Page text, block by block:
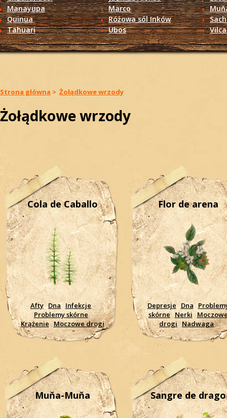
Manayupa
Marco
Quinua
Różowa sól Inków
Tahuari
Ubos
Strona główna > Żołądkowe wrzody
Żołądkowe wrzody
Cola de Caballo
Afty Dna Infekcje
Problemy skórne
Krążenie Moczowe drogi
Osteoporoza Prostata
Nowotwory, rak
jelit, żołądka
wrzody
Flor de arena
Depresje Dna
skórne Nerki
drogi Nadwaga
Nerwowy system
Oczyszczanie Trawienie
wrzody
Muňa-Muňa Sangre de drago